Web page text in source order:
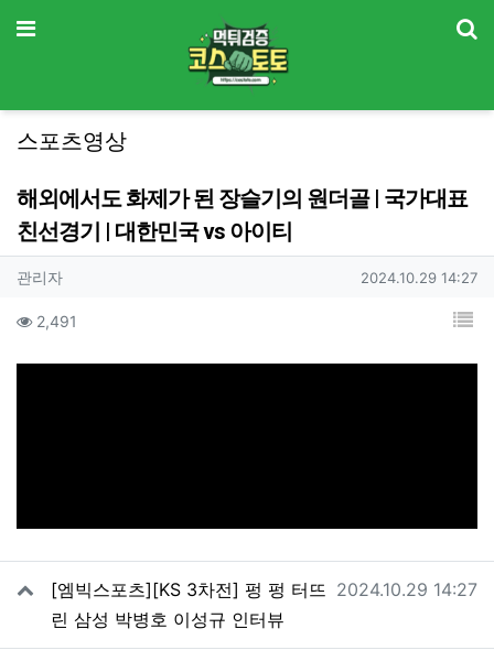
메뉴
스포츠영상
해외에서도 화제가 된 장슬기의 원더골 | 국가대표
친선경기 | 대한민국 vs 아이티
작성자 정보
관리자작성 작성일
2024.10.29 14:27
컨텐츠 정보
2,491 목
관련자료
[엠빅스포츠][KS 3차전] 펑 펑 터뜨
린 삼성 박병호 이성규 인터뷰
작성일
2024.10.29 14:27